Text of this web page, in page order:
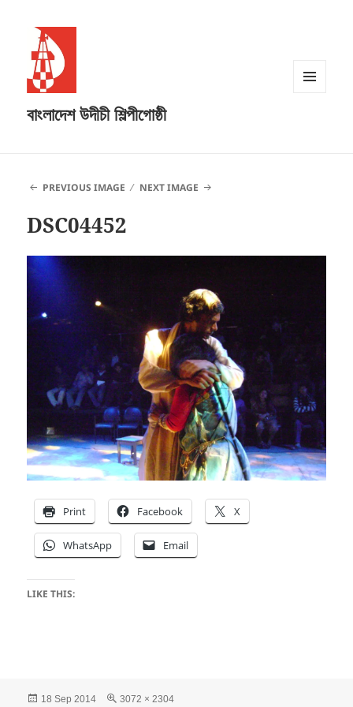
বাংলাদেশ উদীচী শিল্পীগোষ্ঠী
PREVIOUS IMAGE NEXT IMAGE
DSC04452
Print Facebook X
WhatsApp Email
LIKE THIS:
Posted
18 Sep 2014 Full
3072 × 2304